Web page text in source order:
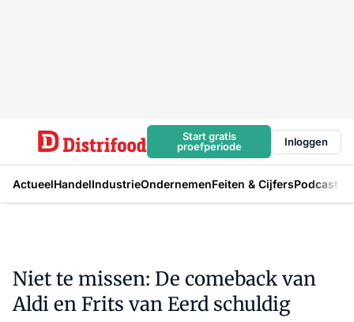
Start gratis
proefperiode
Inloggen
ActueelHandelIndustrieOndernemenFeiten & CijfersPodcast
Niet te missen: De comeback van
Aldi en Frits van Eerd schuldig